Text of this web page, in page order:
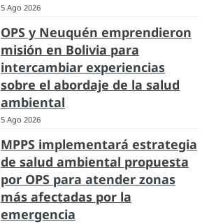
5 Ago 2026
OPS y Neuquén emprendieron
misión en Bolivia para
intercambiar experiencias
sobre el abordaje de la salud
ambiental
5 Ago 2026
MPPS implementará estrategia
de salud ambiental propuesta
por OPS para atender zonas
más afectadas por la
emergencia